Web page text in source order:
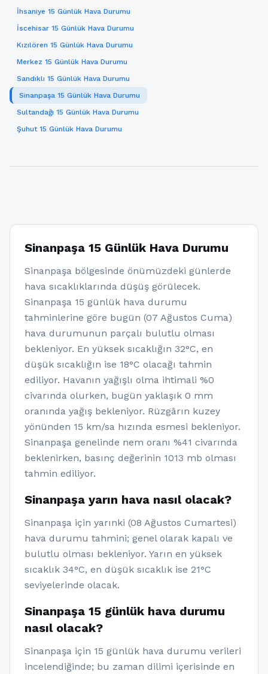
İhsaniye 15 Günlük Hava Durumu
İscehisar 15 Günlük Hava Durumu
Kızılören 15 Günlük Hava Durumu
Merkez 15 Günlük Hava Durumu
Sandıklı 15 Günlük Hava Durumu
Sinanpaşa 15 Günlük Hava Durumu
Sultandağı 15 Günlük Hava Durumu
Şuhut 15 Günlük Hava Durumu
Sinanpaşa 15 Günlük Hava Durumu
Sinanpaşa bölgesinde önümüzdeki günlerde
hava sıcaklıklarında düşüş görülecek.
Sinanpaşa 15 günlük hava durumu
tahminlerine göre bugün (07 Ağustos Cuma)
hava durumunun parçalı bulutlu olması
bekleniyor. En yüksek sıcaklığın 32°C, en
düşük sıcaklığın ise 18°C olacağı tahmin
ediliyor. Havanın yağışlı olma ihtimali %0
civarında olurken, bugün yaklaşık 0 mm
oranında yağış bekleniyor. Rüzgârın kuzey
yönünden 15 km/sa hızında esmesi bekleniyor.
Sinanpaşa genelinde nem oranı %41 civarında
beklenirken, basınç değerinin 1013 mb olması
tahmin ediliyor.
Sinanpaşa yarın hava nasıl olacak?
Sinanpaşa için yarınki (08 Ağustos Cumartesi)
hava durumu tahmini; genel olarak kapalı ve
bulutlu olması bekleniyor. Yarın en yüksek
sıcaklık 34°C, en düşük sıcaklık ise 21°C
seviyelerinde olacak.
Sinanpaşa 15 günlük hava durumu
nasıl olacak?
Sinanpaşa için 15 günlük hava durumu verileri
incelendiğinde; bu zaman dilimi içerisinde en